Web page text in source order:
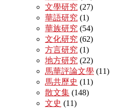
文學研究 (27)
華語研究 (1)
華族研究 (54)
文化研究 (62)
方言研究 (1)
地方研究 (22)
馬華評論文學 (11)
馬共歷史 (11)
散文集 (148)
文史 (11)